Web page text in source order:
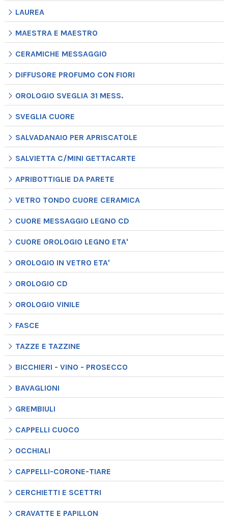
LAUREA
MAESTRA E MAESTRO
CERAMICHE MESSAGGIO
DIFFUSORE PROFUMO CON FIORI
OROLOGIO SVEGLIA 31 MESS.
SVEGLIA CUORE
SALVADANAIO PER APRISCATOLE
SALVIETTA C/MINI GETTACARTE
APRIBOTTIGLIE DA PARETE
VETRO TONDO CUORE CERAMICA
CUORE MESSAGGIO LEGNO CD
CUORE OROLOGIO LEGNO ETA'
OROLOGIO IN VETRO ETA'
OROLOGIO CD
OROLOGIO VINILE
FASCE
TAZZE E TAZZINE
BICCHIERI - VINO - PROSECCO
BAVAGLIONI
GREMBIULI
CAPPELLI CUOCO
OCCHIALI
CAPPELLI-CORONE-TIARE
CERCHIETTI E SCETTRI
CRAVATTE E PAPILLON